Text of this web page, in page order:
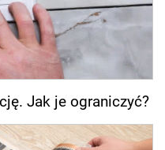
Jak je ograniczyć?